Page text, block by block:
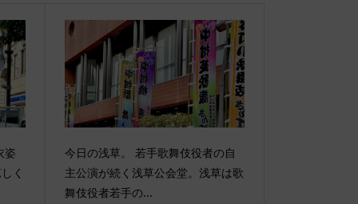
姿
く
今日の浅草。 若手歌舞伎役者の自
主公演が続く浅草公会堂。浅草は歌
舞伎役者若手の...